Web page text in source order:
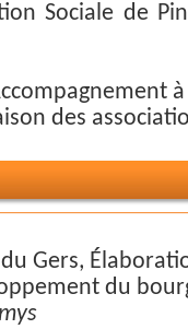
Sociale de
à
des
Gers,
du